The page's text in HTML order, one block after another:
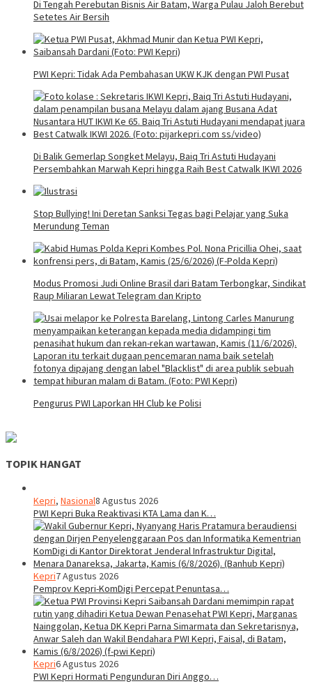
Di Tengah Perebutan Bisnis Air Batam, Warga Pulau Jaloh Berebut
Setetes Air Bersih
PWI Kepri: Tidak Ada Pembahasan UKW KJK dengan PWI Pusat
Di Balik Gemerlap Songket Melayu, Baiq Tri Astuti Hudayani
Persembahkan Marwah Kepri hingga Raih Best Catwalk IKWI 2026
Stop Bullying! Ini Deretan Sanksi Tegas bagi Pelajar yang Suka
Merundung Teman
Modus Promosi Judi Online Brasil dari Batam Terbongkar, Sindikat
Raup Miliaran Lewat Telegram dan Kripto
Pengurus PWI Laporkan HH Club ke Polisi
TOPIK HANGAT
Kepri, Nasional8 Agustus 2026
PWI Kepri Buka Reaktivasi KTA Lama dan K…
Kepri7 Agustus 2026
Pemprov Kepri-KomDigi Percepat Penuntasa…
Kepri6 Agustus 2026
PWI Kepri Hormati Pengunduran Diri Anggo…